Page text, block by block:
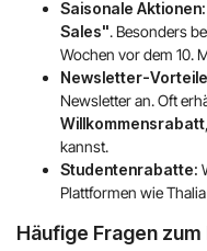
Saisonale Aktionen:
Sales". Besonders
Wochen vor dem 10.
Newsletter-
Newsletter an. Oft
Willkommensrabatt
kannst.
Studentenrabatte:
Plattformen wie
Häufige Fragen